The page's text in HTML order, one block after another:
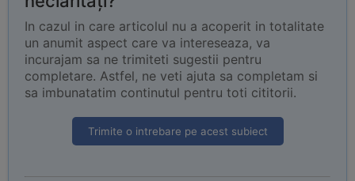
In cazul in care articolul nu a acoperit in totalitate
un anumit aspect care va intereseaza, va
incurajam sa ne trimiteti sugestii pentru
completare. Astfel, ne veti ajuta sa completam si
sa imbunatatim continutul pentru toti cititorii.
Trimite o intrebare pe acest subiect